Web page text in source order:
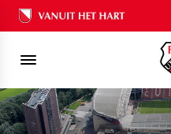
Ons nalatenschap